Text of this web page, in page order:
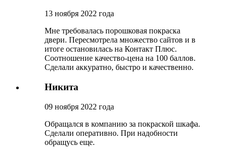
13 ноября 2022 года
Мне требовалась порошковая покраска
двери. Пересмотрела множество сайтов и в
итоге остановилась на Контакт Плюс.
Соотношение качество-цена на 100 баллов.
Сделали аккуратно, быстро и качественно.
Никита
09 ноября 2022 года
Обращался в компанию за покраской шкафа.
Сделали оперативно. При надобности
обращусь еще.